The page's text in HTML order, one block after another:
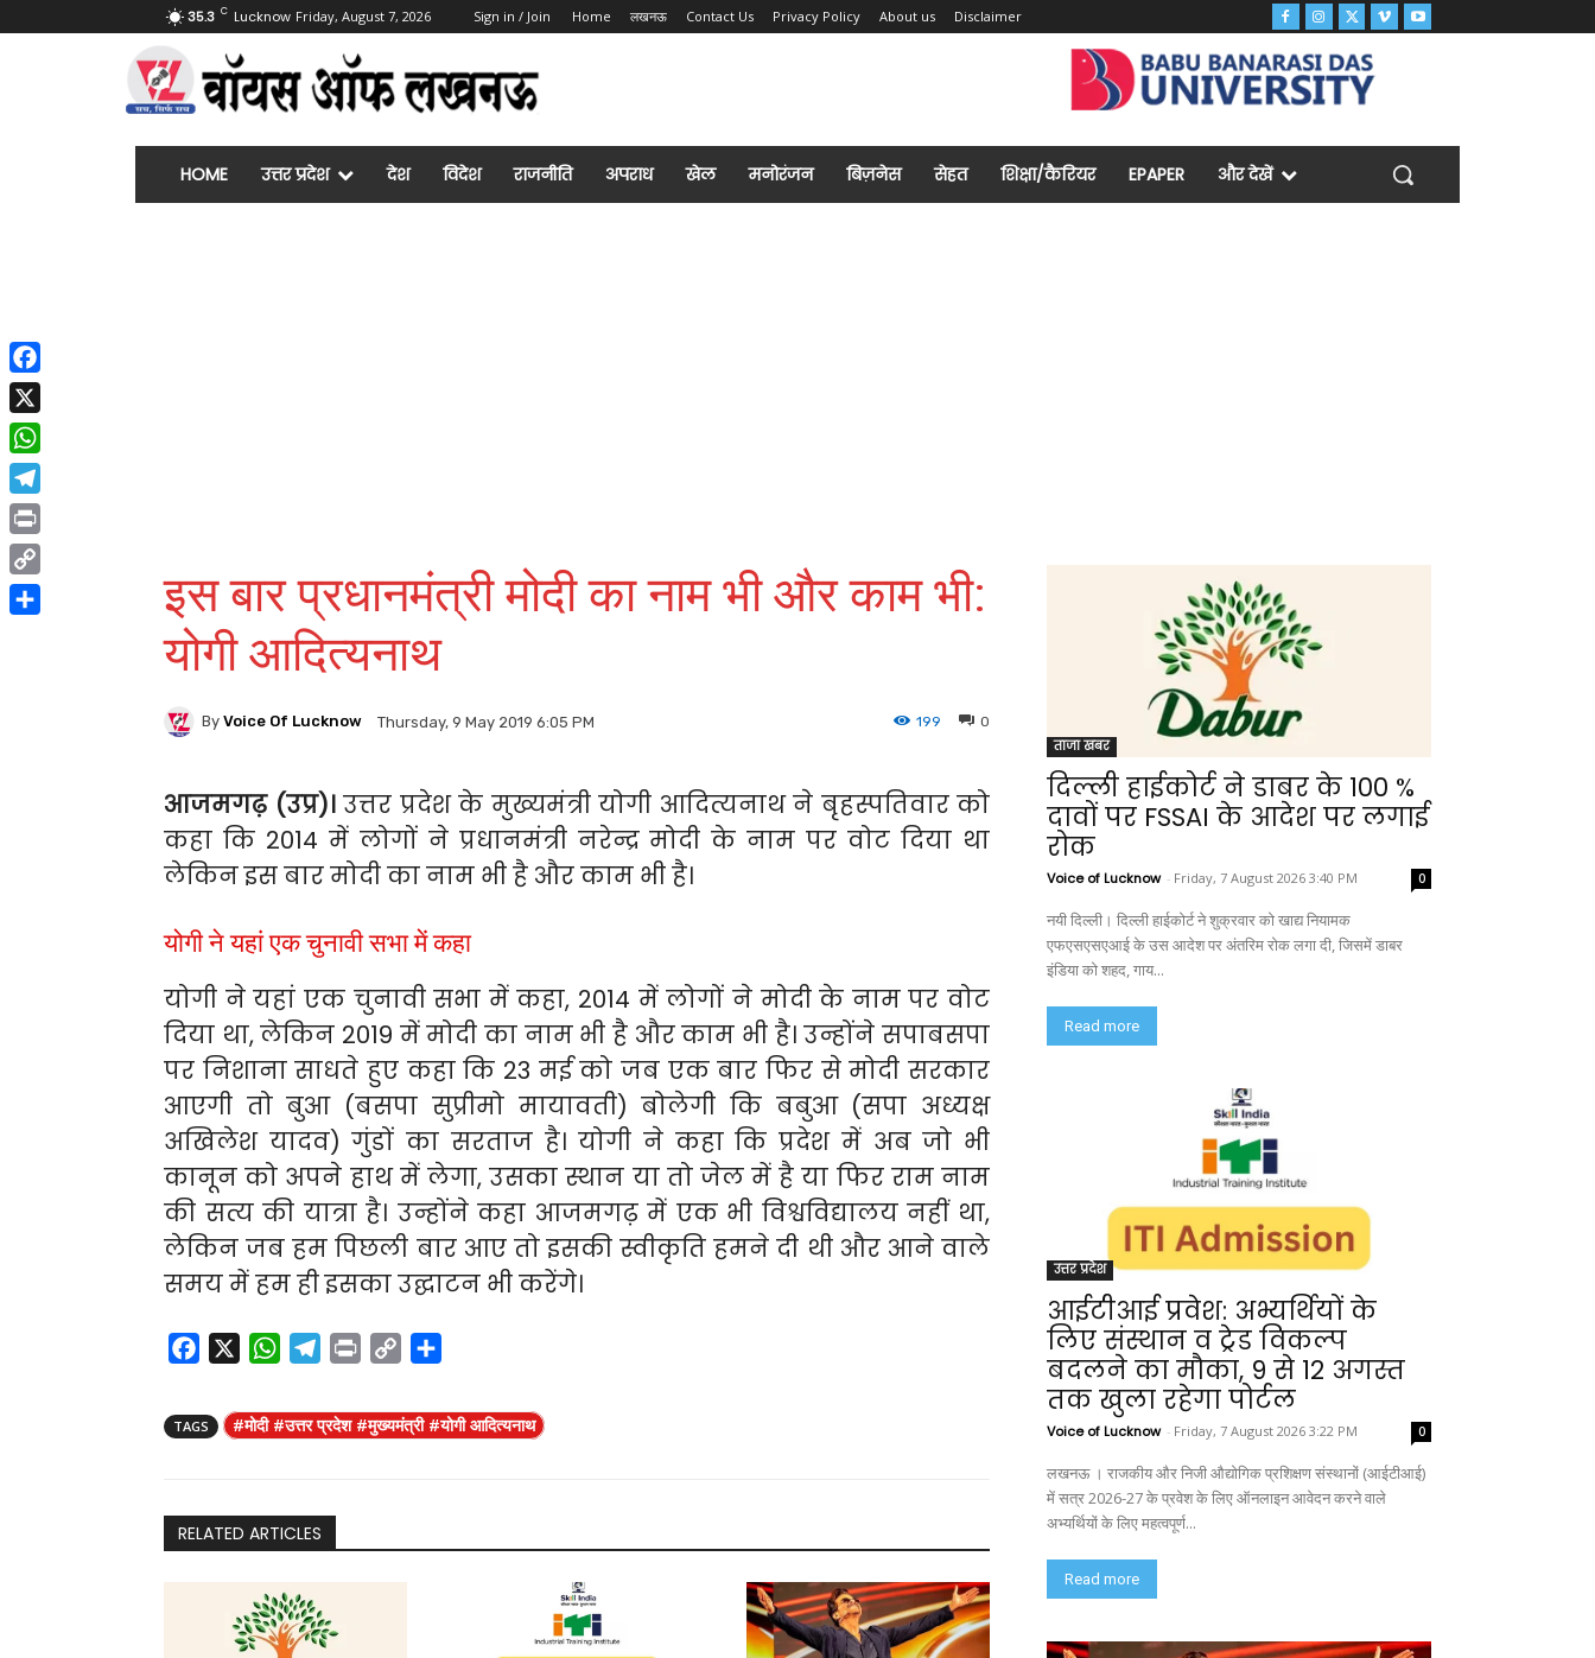
35.3 C Lucknow Friday, August 7, 2026 Sign in / Join Home लखनऊ Contact Us Privacy Policy About us Disclaimer
HOME उत्तर प्रदेश देश विदेश राजनीति अपराध खेल मनोरंजन बिज़नेस सेहत शिक्षा/कैरियर EPAPER और देखें
इस बार प्रधानमंत्री मोदी का नाम भी और काम भी:
योगी आदित्यनाथ
By Voice Of Lucknow Thursday, 9 May 2019 6:05 PM 0
199
आजमगढ़ (उप्र)।उत्तर प्रदेश के मुख्यमंत्री योगी आदित्यनाथ ने बृहस्पतिवार को
कहा कि 2014 में लोगों ने प्रधानमंत्री नरेन्द्र मोदी के नाम पर वोट दिया था
लेकिन इस बार मोदी का नाम भी है और काम भी है।
योगी ने यहां एक चुनावी सभा में कहा
योगी ने यहां एक चुनावी सभा में कहा, 2014 में लोगों ने मोदी के नाम पर वोट
दिया था, लेकिन 2019 में मोदी का नाम भी है और काम भी है। उन्होंने सपाबसपा
पर निशाना साधते हुए कहा कि 23 मई को जब एक बार फिर से मोदी सरकार
आएगी तो बुआ (बसपा सुप्रीमो मायावती) बोलेगी कि बबुआ (सपा अध्यक्ष
अखिलेश यादव) गुंडों का सरताज है। योगी ने कहा कि प्रदेश में अब जो भी
कानून को अपने हाथ में लेगा, उसका स्थान या तो जेल में है या फिर राम नाम
की सत्य की यात्रा है। उन्होंने कहा आजमगढ़ में एक भी विश्वविद्यालय नहीं था,
लेकिन जब हम पिछली बार आए तो इसकी स्वीकृति हमने दी थी और आने वाले
समय में हम ही इसका उद्घाटन भी करेंगे।
c
e
o
W
a
t
p
l
e
i
n
p
y
a
r
TAGS #मोदी #उत्तर प्रदेश #मुख्यमंत्री #योगी आदित्यनाथ
RELATED ARTICLES
ताजा खबर
दिल्ली हाईकोर्ट ने डाबर के 100 %
दावों पर FSSAI के आदेश पर लगाई
रोक
Voice of Lucknow - Friday, 7 August 2026 3:40 PM 0
नयी दिल्ली। दिल्ली हाईकोर्ट ने शुक्रवार को खाद्य नियामक
एफएसएसएआई के उस आदेश पर अंतरिम रोक लगा दी, जिसमें डाबर
इंडिया को शहद, गाय...
Read more
उत्तर प्रदेश
आईटीआई प्रवेश: अभ्यर्थियों के
लिए संस्थान व ट्रेड विकल्प
बदलने का मौका, 9 से 12 अगस्त
तक खुला रहेगा पोर्टल
Voice of Lucknow - Friday, 7 August 2026 3:22 PM 0
लखनऊ । राजकीय और निजी औद्योगिक प्रशिक्षण संस्थानों (आईटीआई)
में सत्र 2026-27 के प्रवेश के लिए ऑनलाइन आवेदन करने वाले
अभ्यर्थियों के लिए महत्वपूर्ण...
Read more
Facebook
X
WhatsApp
Telegram
Print
Copy
Link